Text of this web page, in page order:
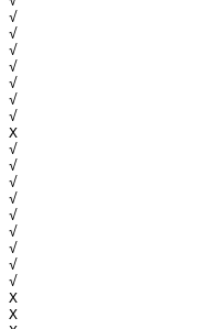
√
√
√
√
√
√
√
Х
√
√
√
√
√
√
√
√
√
Х
Х